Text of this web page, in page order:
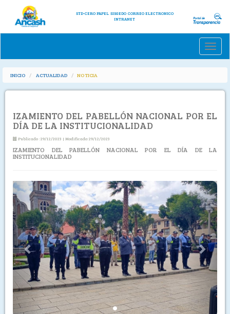
STD-CERO PAPEL SISGEDO CORREO ELECTRONICO
INTRANET
Toggle
INICIO ACTUALIDAD NOTICIA
IZAMIENTO DEL PABELLÓN NACIONAL POR EL
DÍA DE LA INSTITUCIONALIDAD
Publicado :29/12/2023 | Modificado:29/12/2023
IZAMIENTO DEL PABELLÓN NACIONAL POR EL DÍA DE LA
INSTITUCIONALIDAD
Previous Next